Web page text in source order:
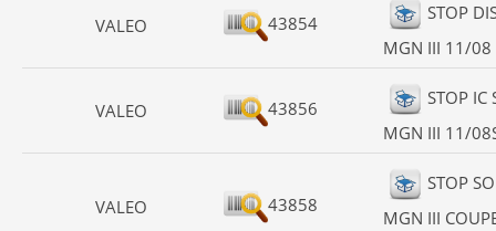
VALEO 43854
STOP
MGN III 11/08
VALEO 43856
STOP IC
MGN III 11/
VALEO 43858
STOP
MGN III